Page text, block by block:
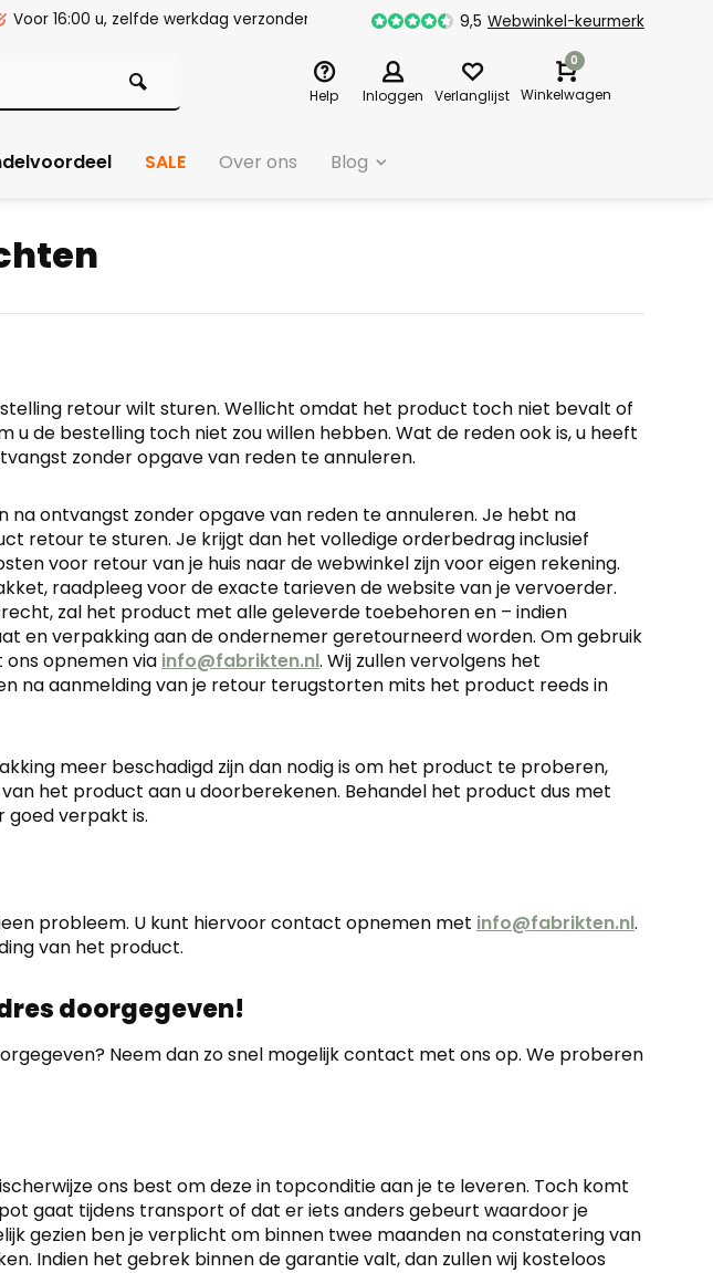
Voor 16:00 u, zelfde werkdag verzonden 9,5 Webwinkel-keurmerk
Help Inloggen Verlanglijst
0
Winkelwagen
SALE Over ons Blog
retour wilt sturen. Wellicht omdat het product toch niet bevalt of
u de bestelling toch niet zou willen hebben. Wat de reden ook is, u heeft
zonder opgave van reden te annuleren.
ontvangst zonder opgave van reden te annuleren. Je hebt na
retour te sturen. Je krijgt dan het volledige orderbedrag inclusief
voor retour van je huis naar de webwinkel zijn voor eigen rekening.
raadpleeg voor de exacte tarieven de website van je vervoerder.
zal het product met alle geleverde toebehoren en – indien
en verpakking aan de ondernemer geretourneerd worden. Om gebruik
opnemen via info@fabrikten.nl. Wij zullen vervolgens het
na aanmelding van je retour terugstorten mits het product reeds in
meer beschadigd zijn dan nodig is om het product te proberen,
het product aan u doorberekenen. Behandel het product dus met
goed verpakt is.
probleem. U kunt hiervoor contact opnemen met info@fabrikten.nl.
van het product.
doorgegeven!
Neem dan zo snel mogelijk contact met ons op. We proberen
ons best om deze in topconditie aan je te leveren. Toch komt
gaat tijdens transport of dat er iets anders gebeurt waardoor je
gezien ben je verplicht om binnen twee maanden na constatering van
Indien het gebrek binnen de garantie valt, dan zullen wij kosteloos